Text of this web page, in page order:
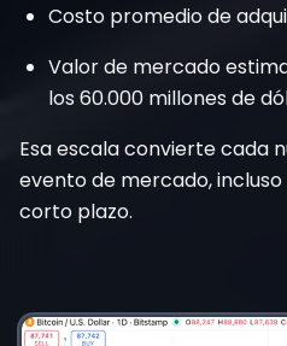
Costo promedio de
Valor de mercado
los 60.000 millones de
Esa escala convierte cada
evento de mercado,
corto plazo.